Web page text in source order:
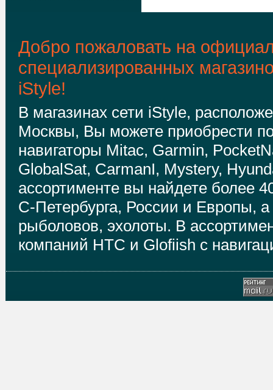
Добро пожаловать на
специализированных
iStyle!
В магазинах сети iStyle,
Москвы, Вы можете приобрести
навигаторы Mitac, Garmin,
GlobalSat, CarmanI, Mystery,
ассортименте вы найдете более
С-Петербурга, России и Европы, а
рыболовов, эхолоты. В
компаний HTC и Glofiish с